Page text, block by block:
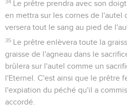
34
Le prêtre prendra avec son
en mettra sur les cornes de l'autel
versera tout le sang au pied de
35
Le prêtre enlèvera toute la
graisse de l'agneau dans le
brûlera sur l'autel comme un
l'Eternel. C'est ainsi que le prêtre
l'expiation du péché qu'il a
accordé.